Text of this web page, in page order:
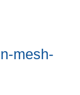
mesh-